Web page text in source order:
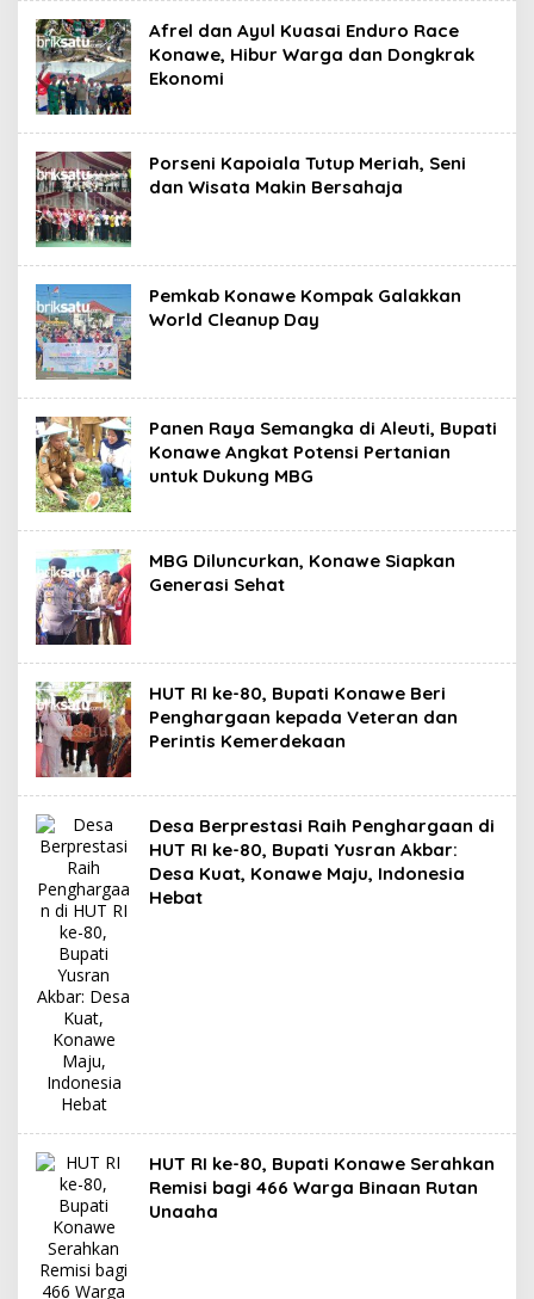
Afrel dan Ayul Kuasai Enduro Race
Konawe, Hibur Warga dan Dongkrak
Ekonomi
Porseni Kapoiala Tutup Meriah, Seni
dan Wisata Makin Bersahaja
Pemkab Konawe Kompak Galakkan
World Cleanup Day
Panen Raya Semangka di Aleuti, Bupati
Konawe Angkat Potensi Pertanian
untuk Dukung MBG
MBG Diluncurkan, Konawe Siapkan
Generasi Sehat
HUT RI ke-80, Bupati Konawe Beri
Penghargaan kepada Veteran dan
Perintis Kemerdekaan
Desa Berprestasi Raih Penghargaan di
HUT RI ke-80, Bupati Yusran Akbar:
Desa Kuat, Konawe Maju, Indonesia
Hebat
HUT RI ke-80, Bupati Konawe Serahkan
Remisi bagi 466 Warga Binaan Rutan
Unaaha